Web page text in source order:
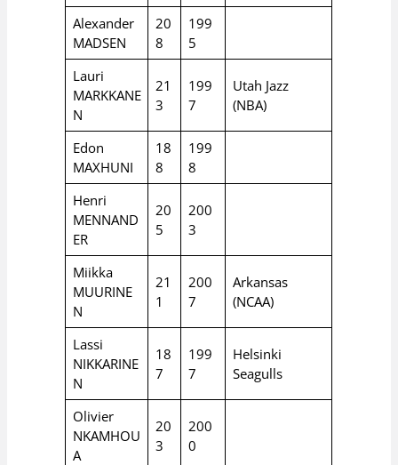
Alexander
MADSEN
20
8
199
5
Lauri
MARKKANE
N
21
3
199
7
Utah Jazz
(NBA)
Edon
MAXHUNI
18
8
199
8
Henri
MENNAND
ER
20
5
200
3
Miikka
MUURINE
N
21
1
200
7
Arkansas
(NCAA)
Lassi
NIKKARINE
N
18
7
199
7
Helsinki
Seagulls
Olivier
NKAMHOU
A
20
3
200
0